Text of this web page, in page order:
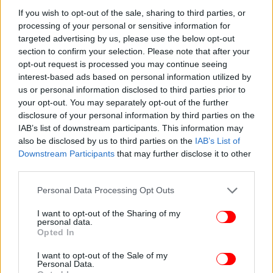
If you wish to opt-out of the sale, sharing to third parties, or
processing of your personal or sensitive information for
targeted advertising by us, please use the below opt-out
section to confirm your selection. Please note that after your
opt-out request is processed you may continue seeing
interest-based ads based on personal information utilized by
us or personal information disclosed to third parties prior to
your opt-out. You may separately opt-out of the further
disclosure of your personal information by third parties on the
IAB’s list of downstream participants. This information may
also be disclosed by us to third parties on the IAB’s List of
Downstream Participants that may further disclose it to other
Please note that this website/app uses one or more Google
not limited to your visit or usage behaviour. You may click to
grant or deny consent to Google and its third-party tags to
use your data for below specified purposes in below Google
consent section.
Personal Data Processing Opt Outs
I want to opt-out of the Sharing of my
personal data.
Opted In
I want to opt-out of the Sale of my
Personal Data.
αλλάζουν για ακίνητα, ΙΧ και σκάφη αναψυχής από φέτος
Το σοβαρό λάθος του κουκουλοφόρου με τη μάσκα που
τοποθέτησε τη βόμβα στην ντισκοτέκ «Jacky.O.»
-Αποκαλυπτικά βίντεο